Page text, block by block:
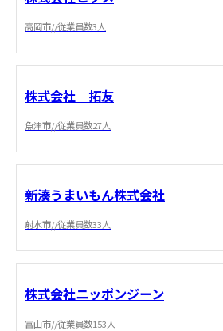
高岡市//従業員数3人
株式会社 拓友
魚津市//従業員数27人
新湊うまいもん株式会社
射水市//従業員数33人
株式会社ニッポンジーン
富山市//従業員数153人